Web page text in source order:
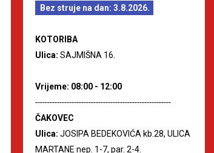
Bez struje na dan: 3.8.2026.
KOTORIBA
Ulica: SAJMIŠNA 16.
Vrijeme: 08:00 - 12:00
--------------------------------------------------------
ČAKOVEC
Ulica: JOSIPA BEDEKOVIĆA kb.28, ULICA
MARTANE nep. 1-7, par. 2-4.